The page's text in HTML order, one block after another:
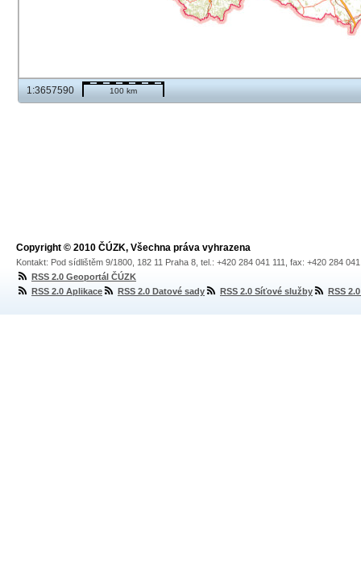
1:3657590 100 km
Copyright © 2010 ČÚZK, Všechna práva vyhrazena
Kontakt: Pod sídlištěm 9/1800, 182 11 Praha 8, tel.: +420 284 041 111, fax: +420 284
RSS 2.0 Geoportál ČÚZK
RSS 2.0 Aplikace
RSS 2.0 Datové sady RSS 2.0 Síťové služby RSS